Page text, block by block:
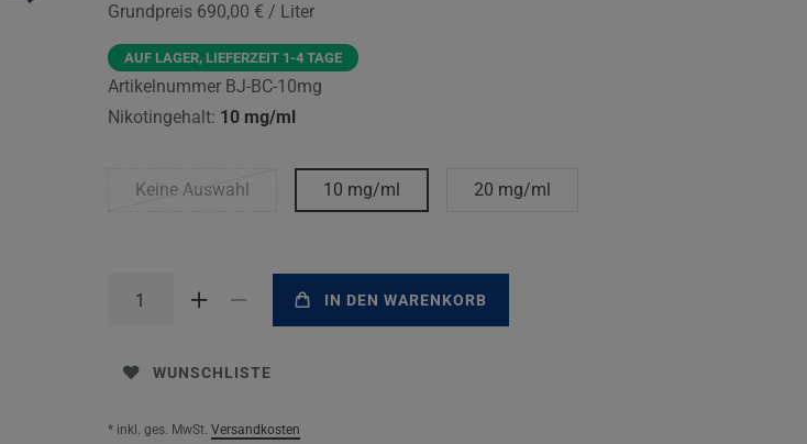
Grundpreis 690,00 € / Liter
AUF LAGER, LIEFERZEIT 1-4 TAGE
Artikelnummer BJ-BC-10mg
Nikotingehalt: 10 mg/ml
Keine Auswahl 10 mg/ml 20 mg/ml
IN DEN WARENKORB
WUNSCHLISTE
* inkl. ges. MwSt. Versandkosten